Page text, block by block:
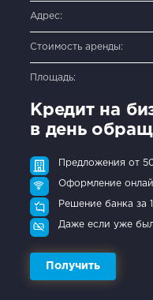
Адрес:
Стоимость аренды:
Площадь:
Кредит на
в день
Предложения от
Оформление
Решение банка за
Даже если уже
Получить